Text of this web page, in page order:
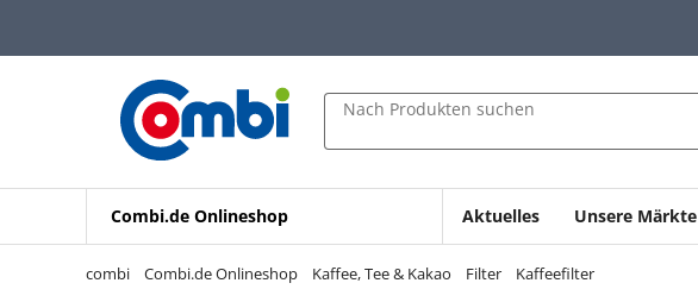
Zur Navigation springen
Zur Suche springen
Nach Produkten suchen
Combi.de Onlineshop Aktuelles Unsere Märkte
combi Combi.de Onlineshop Kaffee, Tee & Kakao Filter Kaffeefilter